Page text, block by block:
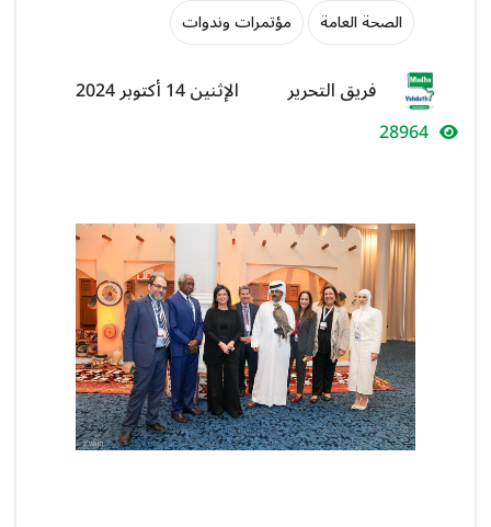
الصحة العامة مؤتمرات وندوات
فريق التحرير
الإثنين 14 أكتوبر 2024